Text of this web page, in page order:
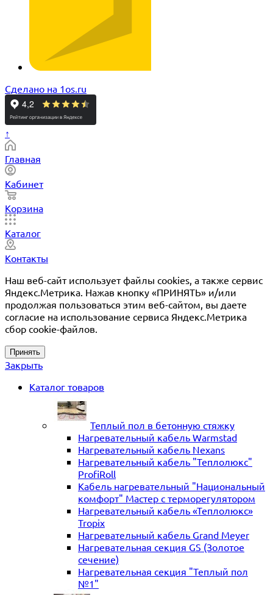
Сделано на 1os.ru
↑
Главная
Кабинет
Корзина
Каталог
Контакты
Наш веб-сайт использует файлы cookies, а также сервис
Яндекс.Метрика. Нажав кнопку «ПРИНЯТЬ» и/или
продолжая пользоваться этим веб-сайтом, вы даете
согласие на использование сервиса Яндекс.Метрика
сбор cookie-файлов.
Принять
Закрыть
Каталог товаров
Теплый пол в бетонную стяжку
Нагревательный кабель Warmstad
Нагревательный кабель Nexans
Нагревательный кабель "Теплолюкс"
ProfiRoll
Кабель нагревательный "Национальный
комфорт" Мастер с терморегулятором
Нагревательный кабель «Теплолюкс»
Tropix
Нагревательный кабель Grand Meyer
Нагревательная секция GS (Золотое
сечение)
Нагревательная секция "Теплый пол
№1"